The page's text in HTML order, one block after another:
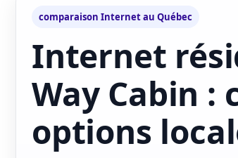
comparaison Internet au Québec
Internet
Way Cabin :
options